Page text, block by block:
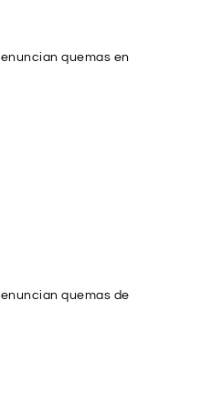
quemas en
quemas de